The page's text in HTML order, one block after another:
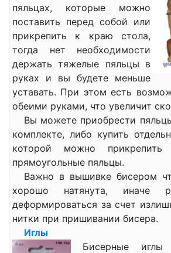
пяльцах, которые можно
поставить перед собой или
прикрепить к краю стола,
тогда нет необходимости
держать тяжелые пяльцы в
руках и вы будете меньше
уставать. При этом есть
обеими руками, что увеличит
Вы можете приобрести
комплекте, либо купить
которой можно
прямоугольные пяльцы.
Важно в вышивке бисером
хорошо натянута, иначе
деформироваться за счет
нитки при пришивании бисера.
Иглы
Бисерные